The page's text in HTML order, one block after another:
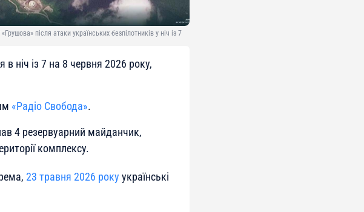
після атаки українських безпілотників у ніч із 7
ніч із 7 на 8 червня 2026 року,
«Радіо Свобода».
4 резервуарний майданчик,
комплексу.
23 травня 2026 року українські